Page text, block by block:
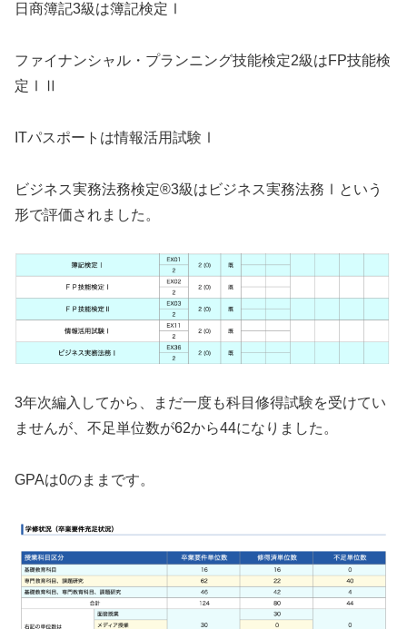
日商簿記3級は簿記検定Ⅰ
ファイナンシャル・プランニング技能検定2級はFP技能検
定ⅠⅡ
ITパスポートは情報活用試験Ⅰ
ビジネス実務法務検定®3級はビジネス実務法務Ⅰという
形で評価されました。
3年次編入してから、まだ一度も科目修得試験を受けてい
ませんが、不足単位数が62から44になりました。
GPAは0のままです。